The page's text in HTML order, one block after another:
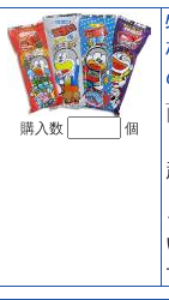
購入数 個